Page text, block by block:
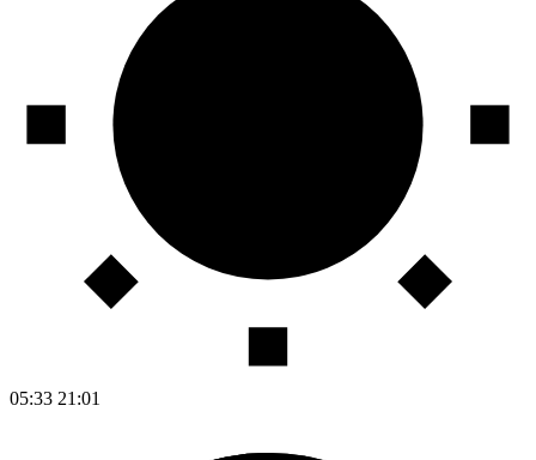
05:33 21:01